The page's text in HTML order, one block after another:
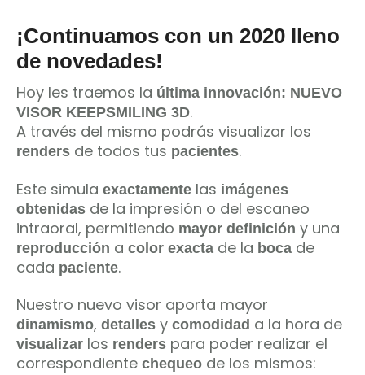
¡Continuamos con un 2020 lleno
de novedades!
Hoy les traemos la última innovación: NUEVO
VISOR KEEPSMILING 3D.
A través del mismo podrás visualizar los
renders de todos tus pacientes.
Este simula exactamente las imágenes
obtenidas de la impresión o del escaneo
intraoral, permitiendo mayor definición y una
reproducción a color exacta de la boca de
cada paciente.
Nuestro nuevo visor aporta mayor
dinamismo, detalles y comodidad a la hora de
visualizar los renders para poder realizar el
correspondiente chequeo de los mismos: